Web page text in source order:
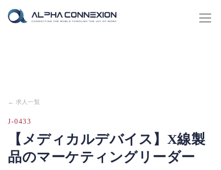
← 求人一覧
J-0433
【メディカルデバイス】X線製
品のマーケティングリーダー